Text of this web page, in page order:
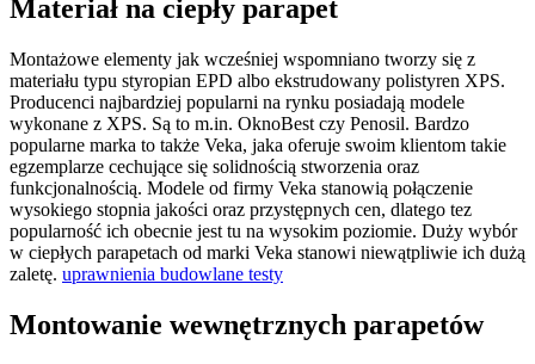
Materiał na ciepły parapet
Montażowe elementy jak wcześniej wspomniano tworzy się z
materiału typu styropian EPD albo ekstrudowany polistyren XPS.
Producenci najbardziej popularni na rynku posiadają modele
wykonane z XPS. Są to m.in. OknoBest czy Penosil. Bardzo
popularne marka to także Veka, jaka oferuje swoim klientom takie
egzemplarze cechujące się solidnością stworzenia oraz
funkcjonalnością. Modele od firmy Veka stanowią połączenie
wysokiego stopnia jakości oraz przystępnych cen, dlatego tez
popularność ich obecnie jest tu na wysokim poziomie. Duży wybór
w ciepłych parapetach od marki Veka stanowi niewątpliwie ich dużą
zaletę. uprawnienia budowlane testy
Montowanie wewnętrznych parapetów